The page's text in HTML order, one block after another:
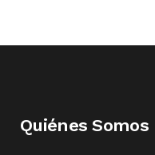
Quiénes Somos